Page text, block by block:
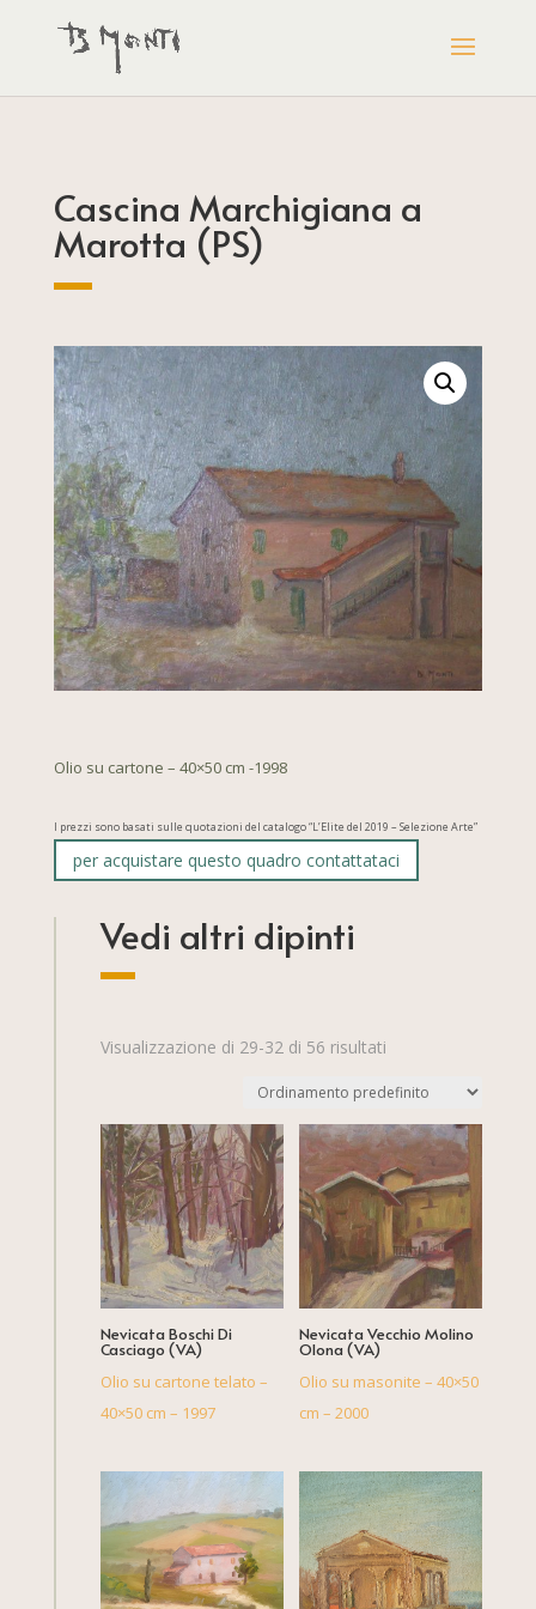
Cascina Marchigiana a
Marotta (PS)
Olio su cartone – 40×50 cm -1998
I prezzi sono basati sulle quotazioni del catalogo “L’Elite del 2019 – Selezione Arte”
per acquistare questo quadro contattataci
Vedi altri dipinti
Visualizzazione di 29-32 di 56 risultati
Nevicata Boschi Di
Casciago (VA)
Olio su cartone telato –
40×50 cm – 1997
Nevicata Vecchio Molino
Olona (VA)
Olio su masonite – 40×50
cm – 2000